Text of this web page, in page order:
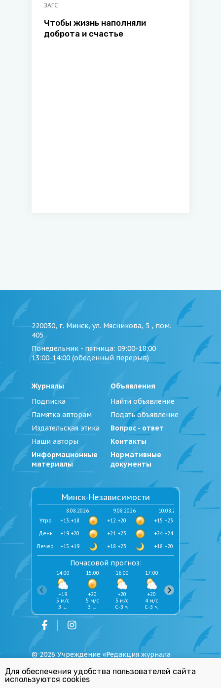
ЗАГС
Чтобы жизнь наполняли
доброта и счастье
220030, г. Минск, ул. Мясникова, 5 , пом.
405
Понедельник - пятница: 09:00-18:00
13:00-14:00 (обеденный перерыв)
Журналы
Подписка
Памятка авторам
Издательская этика
Наши авторы
Информационные
материалы
Объявления
Найти объявление
Подать объявление
Вопрос - ответ
Контакты
Нормативные
документы
Минск-Независимости
8.08.2026
+13..+18
+19..+20
+15..+19
9.08.2026
+12..+20
+21..+23
+18..+23
10.08.2026
+15..+23
+24..+24
+18..+20
Вечер
День
Утро
Почасовой прогноз:
14:00
+19
5 м/с
З ←
15:00
+20
5 м/с
З ←
16:00
+20
5 м/с
С-З ↖
17:00
+20
4 м/с
С-З ↖
18:00
4 м/с
С-З ↖
©2026 Учреждение «Редакция журнала
Политика обработки персональных
данных
Республиканский список экстремистских
Для обеспечения удобства пользователей сайта
используются cookies